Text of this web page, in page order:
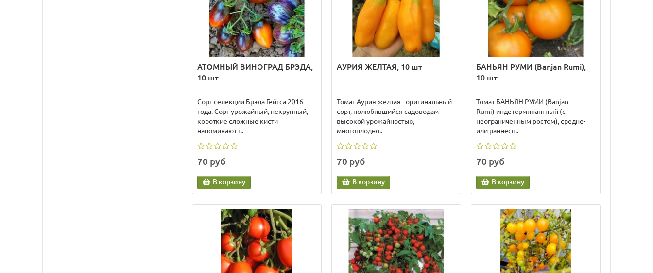
АТОМНЫЙ ВИНОГРАД БРЭДА,
10 шт
Сорт селекции Брэда Гейтса 2016
года. Сорт урожайный, некрупный,
короткие сложные кисти
напоминают г..
70 руб
В корзину
АУРИЯ ЖЕЛТАЯ, 10 шт
Томат Аурия желтая - оригинальный
сорт, полюбившийся садоводам
высокой урожайностью,
многоплодно..
70 руб
В корзину
БАНЬЯН РУМИ (Banjan Rumi),
10 шт
Томат БАНЬЯН РУМИ (Banjan
Rumi) индетерминантный (с
неограниченным ростом), средне-
или раннесп..
70 руб
В корзину